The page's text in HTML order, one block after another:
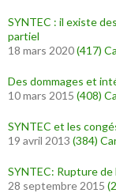
SYNTEC : il existe
partiel
18 mars 2020(417)
Des dommages et
10 mars 2015 (408)
SYNTEC et les
19 avril 2013 (384)
SYNTEC: Rupture de
28 septembre 2015